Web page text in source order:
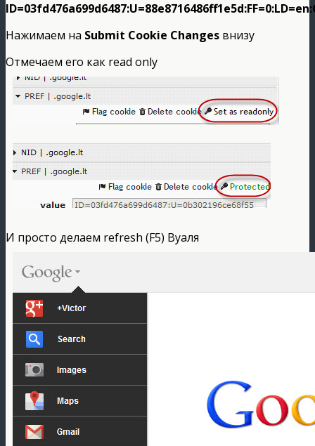
Нажимаем на Submit Cookie Changes внизу
Отмечаем его как read only
И просто делаем refresh (F5) Вуаля